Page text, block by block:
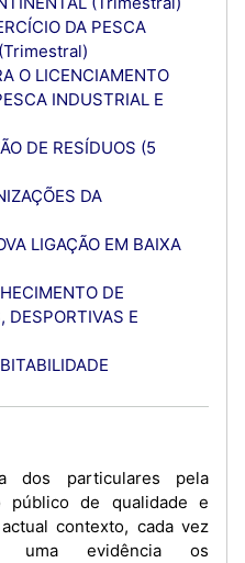
DA PESCA
O LICENCIAMENTO
INDUSTRIAL E
DE RESÍDUOS (5
DA
LIGAÇÃO EM BAIXA
DE
DESPORTIVAS E
público de qualidade e
contexto, cada vez
uma evidência os